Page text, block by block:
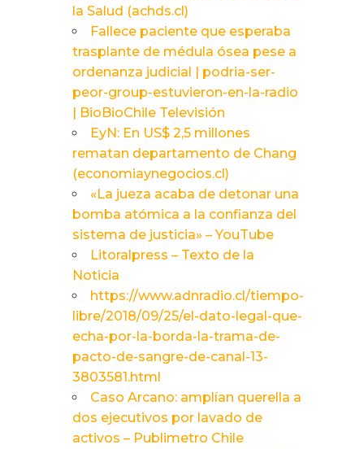
la Salud (achds.cl)
Fallece paciente que esperaba
trasplante de médula ósea pese a
ordenanza judicial | podria-ser-
peor-group-estuvieron-en-la-radio
| BioBioChile Televisión
EyN: En US$ 2,5 millones
rematan departamento de Chang
(economiaynegocios.cl)
«La jueza acaba de detonar una
bomba atómica a la confianza del
sistema de justicia» – YouTube
Litoralpress – Texto de la
Noticia
https://www.adnradio.cl/tiempo-
libre/2018/09/25/el-dato-legal-que-
echa-por-la-borda-la-trama-de-
pacto-de-sangre-de-canal-13-
3803581.html
Caso Arcano: amplían querella a
dos ejecutivos por lavado de
activos – Publimetro Chile